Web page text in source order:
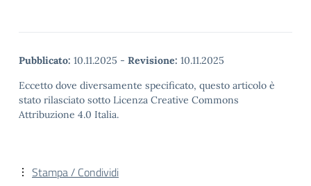
Pubblicato: 10.11.2025 - Revisione: 10.11.2025
Eccetto dove diversamente specificato, questo articolo è
stato rilasciato sotto Licenza Creative Commons
Attribuzione 4.0 Italia.
Stampa / Condividi